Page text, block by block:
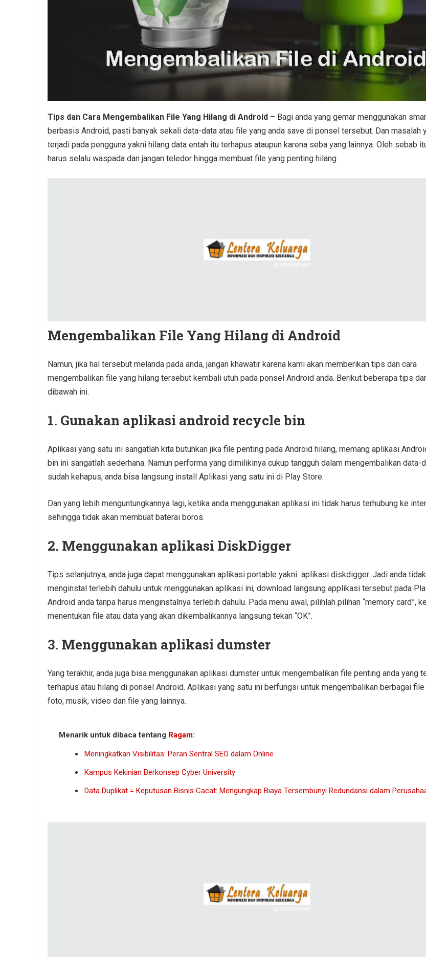
Tips dan Cara Mengembalikan File Yang Hilang di Android – Bagi anda yang gemar menggunakan
berbasis Android, pasti banyak sekali data-data atau file yang anda save di ponsel tersebut. Dan masalah
terjadi pada pengguna yakni hilang data entah itu terhapus ataupun karena seba yang lainnya. Oleh sebab
harus selalu waspada dan jangan teledor hingga membuat file yang penting hilang
Mengembalikan File Yang Hilang di Android
Namun, jika hal tersebut melanda pada anda, jangan khawatir karena kami akan memberikan tips dan cara
mengembalikan file yang hilang tersebut kembali utuh pada ponsel Android anda. Berikut beberapa tips
dibawah ini.
1. Gunakan aplikasi android recycle bin
Aplikasi yang satu ini sangatlah kita butuhkan jika file penting pada Android hilang, memang aplikasi
bin ini sangatlah sederhana. Namun performa yang dimilikinya cukup tangguh dalam mengembalikan data-
sudah kehapus, anda bisa langsung install Aplikasi yang satu ini di Play Store.
Dan yang lebih menguntungkannya lagi, ketika anda menggunakan aplikasi ini tidak harus terhubung ke
sehingga tidak akan membuat baterai boros.
2. Menggunakan aplikasi DiskDigger
Tips selanjutnya, anda juga dapat menggunakan aplikasi portable yakni aplikasi diskdigger. Jadi anda
menginstal terlebih dahulu untuk menggunakan aplikasi ini, download langsung applikasi tersebut pada
Android anda tanpa harus menginstalnya terlebih dahulu. Pada menu awal, pilihlah pilihan “memory card”,
menentukan file atau data yang akan dikembalikannya langsung tekan “OK”.
3. Menggunakan aplikasi dumster
Yang terakhir, anda juga bisa menggunakan aplikasi dumster untuk mengembalikan file penting anda yang
terhapus atau hilang di ponsel Android. Aplikasi yang satu ini berfungsi untuk mengembalikan berbagai
foto, musik, video dan file yang lainnya.
Menarik untuk dibaca tentang Ragam:
Meningkatkan Visibilitas: Peran Sentral SEO dalam Online
Kampus Kekinian Berkonsep Cyber University
Data Duplikat = Keputusan Bisnis Cacat: Mengungkap Biaya Tersembunyi Redundansi dalam